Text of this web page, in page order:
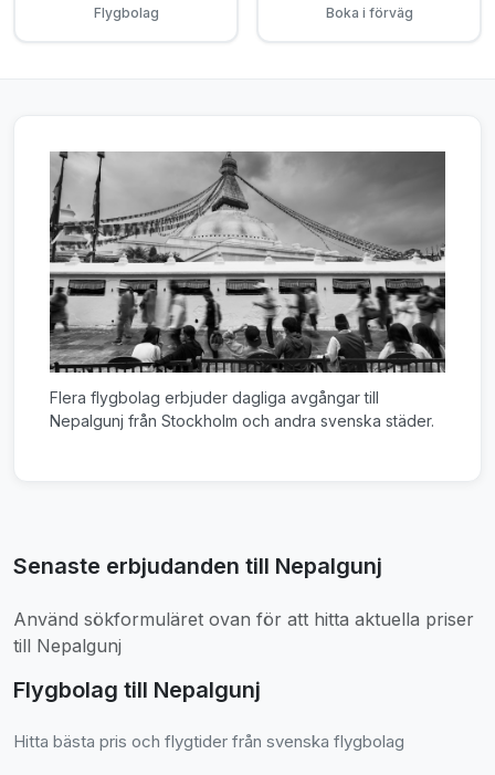
Flygbolag Boka i förväg
Flera flygbolag erbjuder dagliga avgångar till
Nepalgunj från Stockholm och andra svenska städer.
Senaste erbjudanden till Nepalgunj
Använd sökformuläret ovan för att hitta aktuella priser
till Nepalgunj
Flygbolag till Nepalgunj
Hitta bästa pris och flygtider från svenska flygbolag